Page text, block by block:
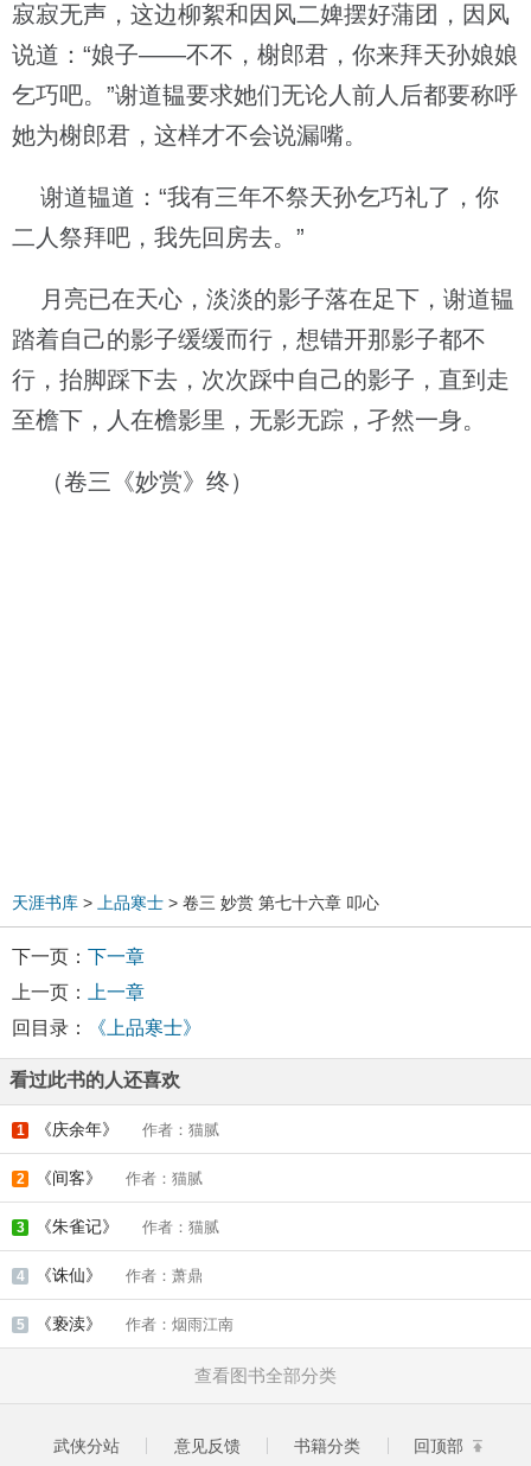
寂寂无声，这边柳絮和因风二婢摆好蒲团，因风
说道：“娘子——不不，榭郎君，你来拜天孙娘娘
乞巧吧。”谢道韫要求她们无论人前人后都要称呼
她为榭郎君，这样才不会说漏嘴。
谢道韫道：“我有三年不祭天孙乞巧礼了，你
二人祭拜吧，我先回房去。”
月亮已在天心，淡淡的影子落在足下，谢道韫
踏着自己的影子缓缓而行，想错开那影子都不
行，抬脚踩下去，次次踩中自己的影子，直到走
至檐下，人在檐影里，无影无踪，孑然一身。
（卷三《妙赏》终）
天涯书库 > 上品寒士 > 卷三 妙赏 第七十六章 叩心
下一页： 下一章
上一页：
上一章
回目录：
《上品寒士》
看过此书的人还喜欢
1 《庆余年》 作者：猫腻
2 《间客》 作者：猫腻
3 《朱雀记》 作者：猫腻
4 《诛仙》 作者：萧鼎
5 《亵渎》 作者：烟雨江南
查看图书全部分类
武侠分站 意见反馈 书籍分类 回顶部